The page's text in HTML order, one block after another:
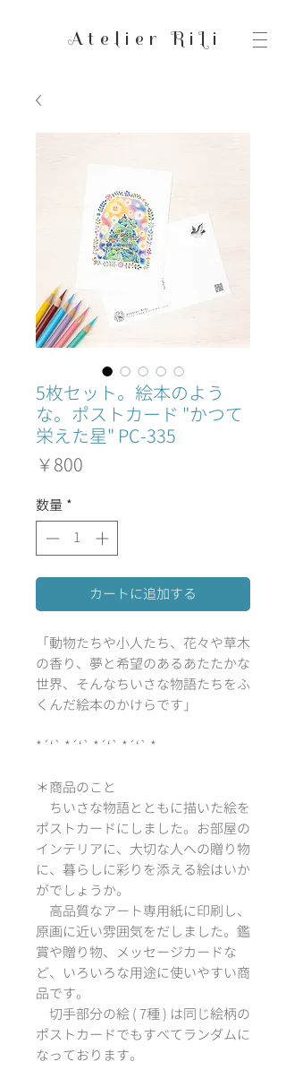
Atelier RiLi
5枚セット。絵本のよう
な。ポストカード "かつて
栄えた星" PC-335
￥800
数量 *
カートに追加する
「動物たちや小人たち、花々や草木
の香り、夢と希望のあるあたたかな
世界、そんなちいさな物語たちをふ
くんだ絵本のかけらです」
*´‘` *´‘` *´‘` *´‘` *
＊商品のこと
ちいさな物語とともに描いた絵を
ポストカードにしました。お部屋の
インテリアに、大切な人への贈り物
に、暮らしに彩りを添える絵はいか
がでしょうか。
高品質なアート専用紙に印刷し、
原画に近い雰囲気をだしました。鑑
賞や贈り物、メッセージカードな
ど、いろいろな用途に使いやすい商
品です。
切手部分の絵 ( 7種 ) は同じ絵柄の
ポストカードでもすべてランダムに
なっております。